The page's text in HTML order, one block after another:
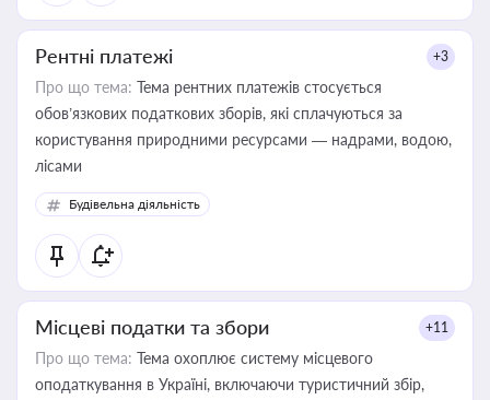
Рентні платежі +3
Про що тема: Тема рентних платежів стосується
обов’язкових податкових зборів, які сплачуються за
користування природними ресурсами — надрами, водою,
лісами
Будівельна діяльність
Місцеві податки та збори +11
Про що тема: Тема охоплює систему місцевого
оподаткування в Україні, включаючи туристичний збір,